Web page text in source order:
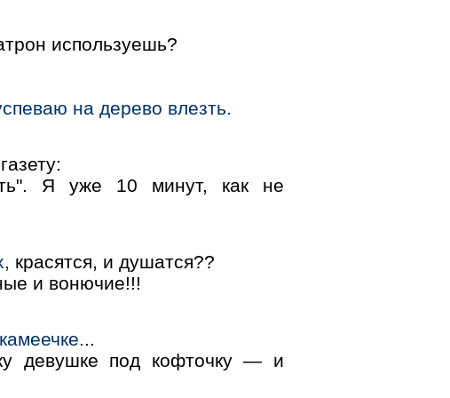
используешь?
на дерево влезть.
Я уже 10 минут, как не
красятся, и душатся??
и вонючие!!!
девушке под кофточку — и